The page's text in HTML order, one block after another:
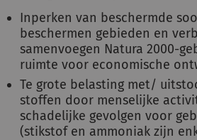
Inperken van beschermde
beschermen gebieden en
samenvoegen Natura 2000-
ruimte voor economische
Te grote belasting met/
stoffen door menselijke
schadelijke gevolgen voor
(stikstof en ammoniak zijn